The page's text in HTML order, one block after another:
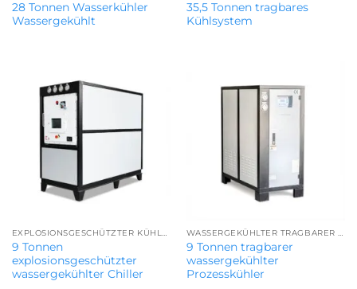
28 Tonnen Wasserkühler
Wassergekühlt
35,5 Tonnen tragbares
Kühlsystem
EXPLOSIONSGESCHÜTZTER KÜHLER
9 Tonnen
explosionsgeschützter
wassergekühlter Chiller
WASSERGEKÜHLTER TRAGBARER KÜHLER
9 Tonnen tragbarer
wassergekühlter
Prozesskühler